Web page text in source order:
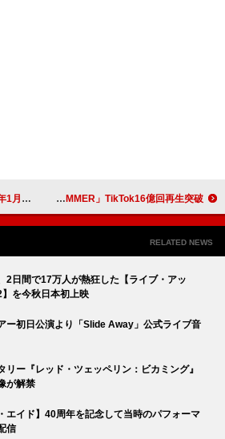
決定 HALCALI「おつかれSUMMER」TikTok16億回再生突破
RELATED NEWS
2日間で17万人が熱狂した【ライブ・アッ
】を今秋日本初上映
ー初日公演より「Slide Away」公式ライブ音
リー『レッド・ツェッペリン：ビカミング』
が解禁
エイド】40周年を記念して当時のパフォーマ
信